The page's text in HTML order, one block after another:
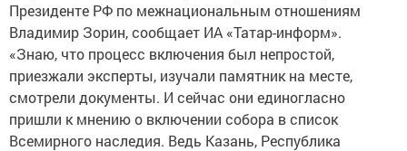
Президенте РФ по межнациональным отношениям
Владимир Зорин, сообщает ИА «Татар-информ».
«Знаю, что процесс включения был непростой,
приезжали эксперты, изучали памятник на месте,
смотрели документы. И сейчас они единогласно
пришли к мнению о включении собора в список
Всемирного наследия. Ведь Казань, Республика